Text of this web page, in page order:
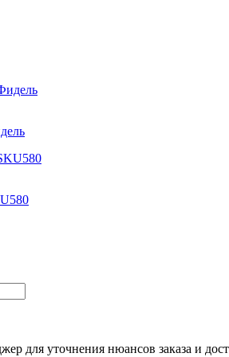
для уточнения нюансов заказа и